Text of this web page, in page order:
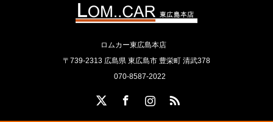
ロムカー東広島本店
〒739-2313 広島県 東広島市 豊栄町 清武378
070-8587-2022
InstagramRSS